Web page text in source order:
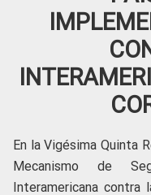
En la Vigésima Quinta
Mecanismo de
Interamericana contra